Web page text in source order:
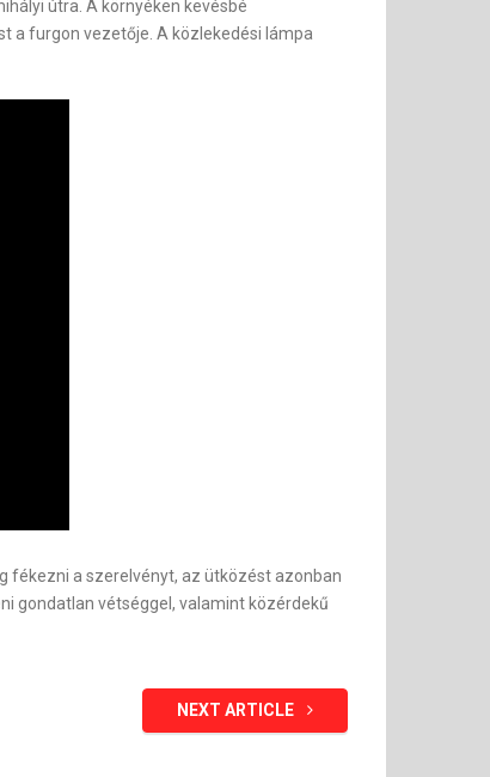
útra. A környéken kevésbé
a furgon vezetője. A közlekedési lámpa
fékezni a szerelvényt, az ütközést azonban
gondatlan vétséggel, valamint közérdekű
NEXT ARTICLE